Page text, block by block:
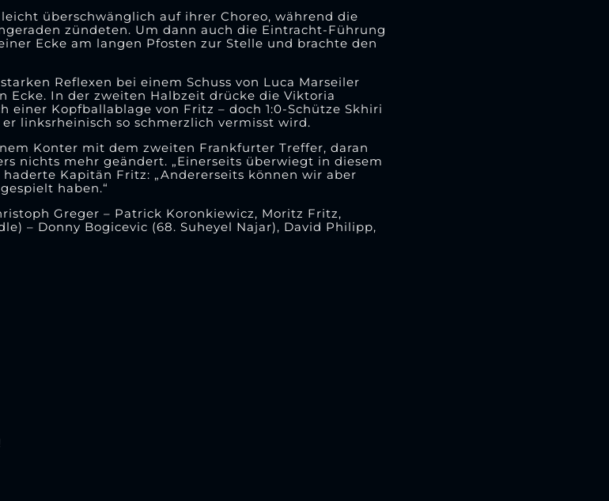
überschwänglich auf ihrer Choreo, während die
zündeten. Um dann auch die Eintracht-Führung
Ecke am langen Pfosten zur Stelle und brachte den
Reflexen bei einem Schuss von Luca Marseiler
Ecke. In der zweiten Halbzeit drücke die Viktoria
einer Kopfballablage von Fritz – doch 1:0-Schütze Skhiri
linksrheinisch so schmerzlich vermisst wird.
Konter mit dem zweiten Frankfurter Treffer, daran
nichts mehr geändert. „Einerseits überwiegt in diesem
Kapitän Fritz: „Andererseits können wir aber
haben.“
Greger – Patrick Koronkiewicz, Moritz Fritz,
– Donny Bogicevic (68. Suheyel Najar), David Philipp,